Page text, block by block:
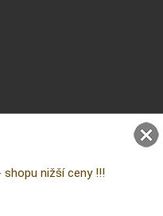
v kategorii
shopu nižší ceny !!!